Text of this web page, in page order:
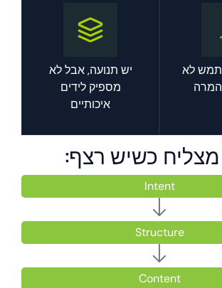
לא
יש תנועה, אבל לא
מספיק לידים
איכותיים
Content
Structure
Intent